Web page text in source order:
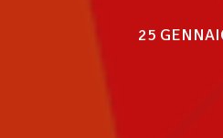
25